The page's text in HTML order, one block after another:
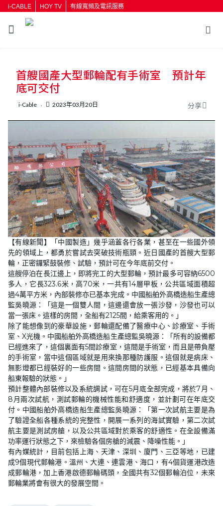
i-CABLE HOY TV 有線寬頻及電訊服務
按輸入鍵開始搜尋
首艘國產大型郵輪配有手術室 預計年
底可交付
i-Cable 2023年03月20日 分享
【有線新聞】「中國製造」幾乎涵蓋各行各業，甚至在一些國外領
先的領域上，都勇於嘗試去突破技術瓶頸。近日國產的首艘大型郵
輪，正密鑼緊鼓裝修、試驗，預計可在今年底前交付。
這艘停泊在長江邊上，即將完工的大型郵輪，預計最多可容納6500
多人，它長323.6米，高70米，一共有14層甲板，公共區域面積超
過4萬平方米，內部裝修亦已基本完成。中國船舶外高橋造船生產總
監吳曉源：「這是一個雙人間，這邊還會放一張沙發，沙發也可以
當一張床。這樣的房間，全船有2125間，給乘客用的。」
除了能想像到的豪華設施，郵輪還配備了醫療中心、診療室、手術
室、X光機。中國船舶外高橋造船生產總監吳曉源：「所有的設備都
已經進來了，這個裏面有5間診療室，這間是手術室，而且是帶負壓
的手術室，當中這個區域就是用來換那種防護服。這個就是病床、
無影燈都已經裝好的一些房間。這間房間的狀態，已經基本具備向
船東報驗的狀態。」
預計整體內部裝修以及系統調試，可在5月底全部完成，將於7月、
8月兩次試航，測試郵輪的機械性能和舒適度，並計劃可在年底交
付。中國船舶外高橋造船生產總監吳曉源：「第一次試航主要是為
了驗證全船各種系統的完整性，開展一系列的海試實驗，第二次試
航主要是測試房艙，以及公共區域對於乘客的舒適性。在全設備滿
功率運行狀態之下，來檢驗各個房艙的減震、降噪性能。」
有內媒統計，目前包括上海、天津、深圳、廈門、三亞等地，已建
成9個現代郵輪港。溫州、大連、連雲港、海口，有4個貨運港改造
成郵輪港，加上香港啟德郵輪碼頭，全國共有32個郵輪泊位，未來
郵輪業將會有很大的發展空間。